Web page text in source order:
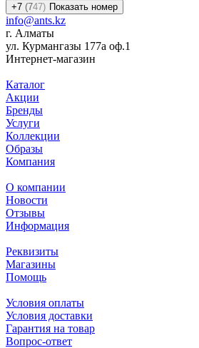
+7 (747) Показать номер
info@ants.kz
г. Алматы
ул. Курмангазы 177а оф.1
Интернет-магазин
Каталог
Акции
Бренды
Услуги
Коллекции
Образы
Компания
О компании
Новости
Отзывы
Информация
Реквизиты
Магазины
Помощь
Условия оплаты
Условия доставки
Гарантия на товар
Вопрос-ответ